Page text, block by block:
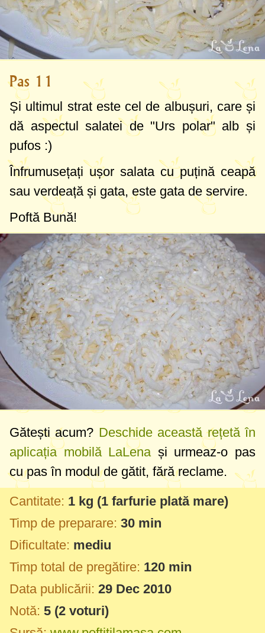
Pas 11
Și ultimul strat este cel de albușuri, care și
dă aspectul salatei de "Urs polar" alb și
pufos :)
Înfrumusețați ușor salata cu puțină ceapă
sau verdeață și gata, este gata de servire.
Poftă Bună!
Gătești acum? Deschide această rețetă în
aplicația mobilă LaLena și urmeaz-o pas
cu pas în modul de gătit, fără reclame.
Cantitate: 1 kg (1 farfurie plată mare)
Timp de preparare: 30 min
Dificultate: mediu
Timp total de pregătire: 120 min
Data publicării: 29 Dec 2010
Notă: 5 (2 voturi)